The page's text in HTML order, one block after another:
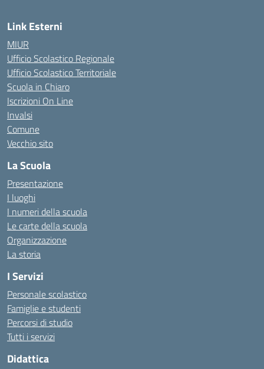
Link Esterni
MIUR
Ufficio Scolastico Regionale
Ufficio Scolastico Territoriale
Scuola in Chiaro
Iscrizioni On Line
Invalsi
Comune
Vecchio sito
La Scuola
Presentazione
I luoghi
I numeri della scuola
Le carte della scuola
Organizzazione
La storia
I Servizi
Personale scolastico
Famiglie e studenti
Percorsi di studio
Tutti i servizi
Didattica